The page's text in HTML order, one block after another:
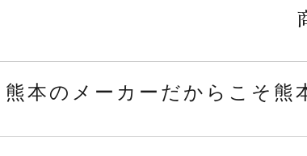
熊本のメーカーだからこそ熊